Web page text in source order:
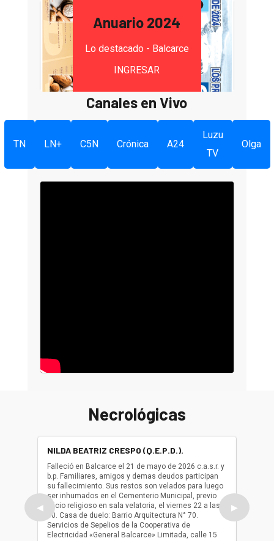
Anuario 2024
Lo destacado - Balcarce
INGRESAR
Canales en Vivo
TN LN+ C5N Crónica A24
Luzu
TV
Olga
Necrológicas
◀
NILDA BEATRIZ CRESPO (Q.E.P.D.).
Falleció en Balcarce el 21 de mayo de 2026 c.a.s.r. y
b.p. Familiares, amigos y demas deudos participan
su fallecimiento. Sus restos son velados para luego
ser inhumados en el Cementerio Municipal, previo
oficio religioso en sala velatoria, el viernes 22 a las
10. Casa de duelo: Barrio Arquitectura N° 70.
Servicios de Sepelios de la Cooperativa de
Electricidad «General Balcarce» Limitada, calle 15
ser
oficio
▶